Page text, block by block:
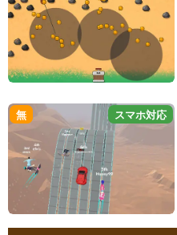
無 スマホ対応